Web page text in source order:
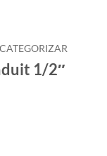
1/2″